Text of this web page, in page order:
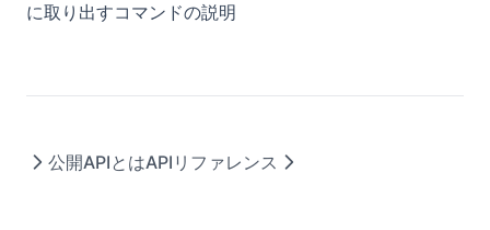
に取り出すコマンドの説明
公開APIとはAPIリファレンス